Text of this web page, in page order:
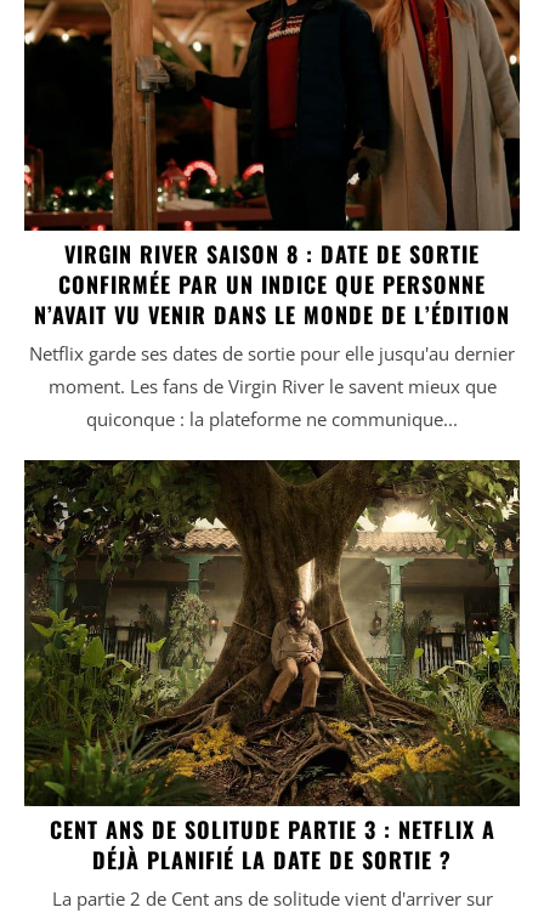
VIRGIN RIVER SAISON 8 : DATE DE SORTIE
CONFIRMÉE PAR UN INDICE QUE PERSONNE
N’AVAIT VU VENIR DANS LE MONDE DE L’ÉDITION
Netflix garde ses dates de sortie pour elle jusqu'au dernier
moment. Les fans de Virgin River le savent mieux que
quiconque : la plateforme ne communique...
CENT ANS DE SOLITUDE PARTIE 3 : NETFLIX A
DÉJÀ PLANIFIÉ LA DATE DE SORTIE ?
La partie 2 de Cent ans de solitude vient d'arriver sur